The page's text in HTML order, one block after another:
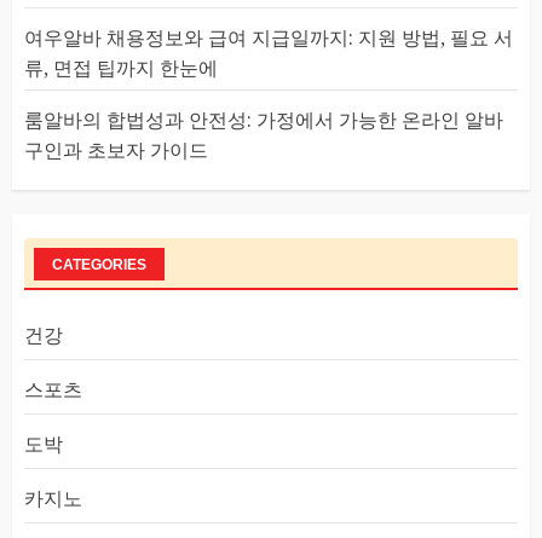
여우알바 채용정보와 급여 지급일까지: 지원 방법, 필요 서
류, 면접 팁까지 한눈에
룸알바의 합법성과 안전성: 가정에서 가능한 온라인 알바
구인과 초보자 가이드
CATEGORIES
건강
스포츠
도박
카지노